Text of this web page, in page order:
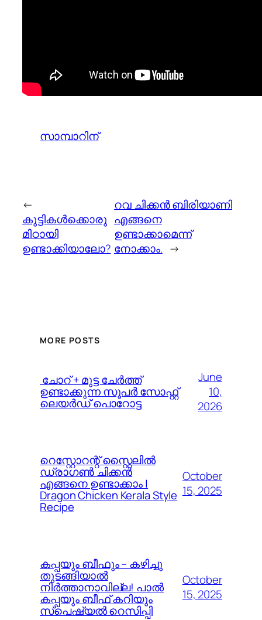
സാമ്പാറിന്
←
കുട്ടികൾക്കൊരു
മിഠായി
ഉണ്ടാക്കിയാലോ?
റവ ചിക്കൻ ബിരിയാണി
എങ്ങനെ
ഉണ്ടാക്കാമെന്ന്
നോക്കാം. →
MORE POSTS
️ ചോറ് + മുട്ട ചേർത്ത്
ഉണ്ടാക്കുന്ന സൂപർ സോഫ്റ്റ്
ലെയർഡ് പൊറോട്ട
June
10,
2026
റെസ്റ്റോറന്റ് സ്റ്റൈലിൽ
ഡ്രാഗൺ ചിക്കൻ
എങ്ങനെ ഉണ്ടാക്കാം |
Dragon Chicken Kerala Style
Recipe
October
15, 2025
കപ്പയും ബീഫും – കഴിച്ചു
തുടങ്ങിയാൽ
നിർത്താനാവില്ല! പാൽ
കപ്പയും ബീഫ് കറിയും
സ്പെഷ്യൽ റെസിപ്പി
October
15, 2025